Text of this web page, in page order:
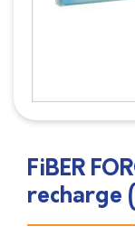
FiBER
recharge